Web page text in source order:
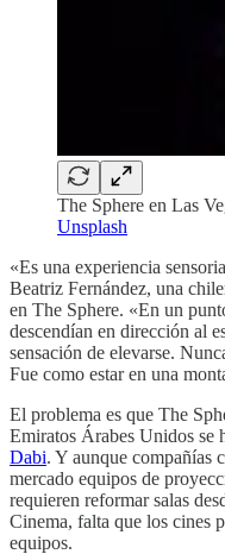
The Sphere en Las
Unsplash
«Es una experiencia
Beatriz Fernández, una
en The Sphere. «En un
descendían en dirección al
sensación de elevarse.
Fue como estar en una
El problema es que The
Emiratos Árabes Unidos se
Dabi. Y aunque compañías
mercado equipos de
requieren reformar salas
Cinema, falta que los cines
equipos.